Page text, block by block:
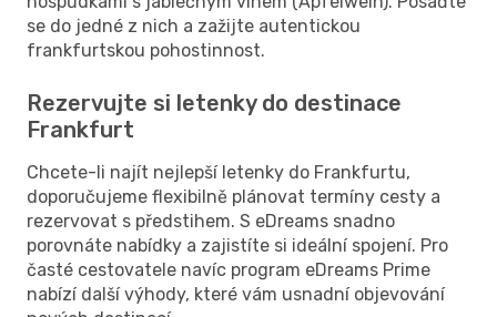
se do jedné z nich a zažijte autentickou
frankfurtskou pohostinnost.
Rezervujte si letenky do destinace
Frankfurt
Chcete-li najít nejlepší letenky do Frankfurtu,
doporučujeme flexibilně plánovat termíny cesty a
rezervovat s předstihem. S eDreams snadno
porovnáte nabídky a zajistíte si ideální spojení. Pro
časté cestovatele navíc program eDreams Prime
nabízí další výhody, které vám usnadní objevování